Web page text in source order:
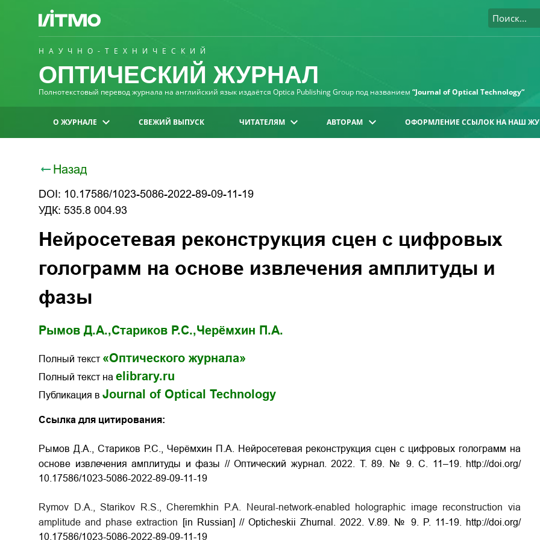
НАУЧНО-ТЕХНИЧЕСКИЙ
ОПТИЧЕСКИЙ ЖУРНАЛ
Полнотекстовый перевод журнала на английский язык издаётся Optica Publishing Group под названием “Journal of Optical Technology“
О ЖУРНАЛЕ СВЕЖИЙ ВЫПУСК ЧИТАТЕЛЯМ АВТОРАМ ОФОРМЛЕНИЕ ССЫЛОК НА НАШ
Назад
DOI: 10.17586/1023-5086-2022-89-09-11-19
УДК: 535.8 004.93
Нейросетевая реконструкция сцен с цифровых
голограмм на основе извлечения амплитуды и
фазы
Рымов Д.А.,Стариков Р.С.,Черёмхин П.А.
Полный текст «Оптического журнала»
Полный текст на elibrary.ru
Публикация в Journal of Optical Technology
Ссылка для цитирования:
Рымов Д.А., Стариков Р.С., Черёмхин П.А. Нейросетевая реконструкция сцен с цифровых голограмм на
основе извлечения амплитуды и фазы // Оптический журнал. 2022. Т. 89. № 9. С. 11–19.
http://doi.org/
10.17586/1023-5086-2022-89-09-11-19
Rymov D.A., Starikov R.S., Cheremkhin P.A. Neural-network-enabled holographic image reconstruction via
amplitude and phase extraction
[in Russian] // Opticheskii Zhurnal. 2022. V.89. № 9. P. 11-19.
http://doi.org/
10.17586/1023-5086-2022-89-09-11-19